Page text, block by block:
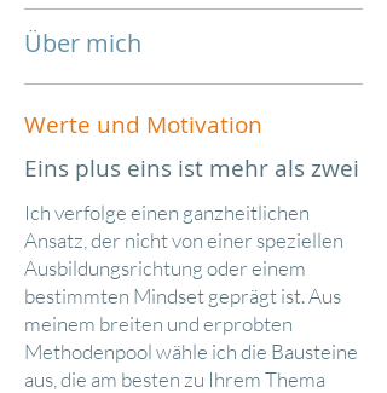
LEISTUNGEN
Über mich
Werte und Motivation
Eins plus eins ist mehr als zwei
Ich verfolge einen ganzheitlichen
Ansatz, der nicht von einer speziellen
Ausbildungsrichtung oder einem
bestimmten Mindset geprägt ist. Aus
meinem breiten und erprobten
Methodenpool wähle ich die Bausteine
aus, die am besten zu Ihrem Thema